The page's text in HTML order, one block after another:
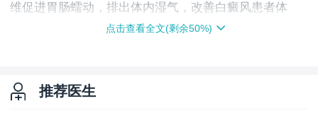
维促进胃肠蠕动，排出体内湿气，改善白癜风患者体
质。薏米内营养成分如蛋白质与维生素B组，提高患者免
癜风患者适合食用。薏米属于寒凉食物，体寒患者过量
点击查看全文(剩余50%)
推荐医生